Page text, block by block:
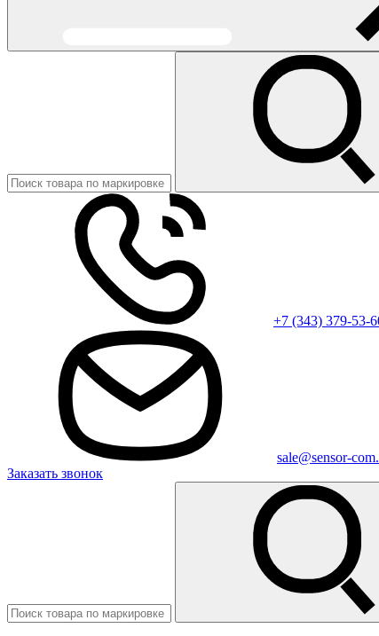
+7 (343) 379-53-
sale@sensor-
Заказать звонок